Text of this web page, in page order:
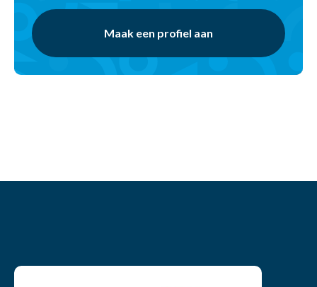
Maak een profiel aan